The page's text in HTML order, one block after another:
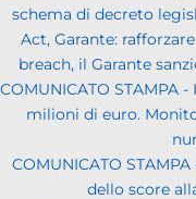
schema di decreto
Act, Garante:
breach, il Garante
COMUNICATO STAMPA
milioni di euro.
COMUNICATO
dello score